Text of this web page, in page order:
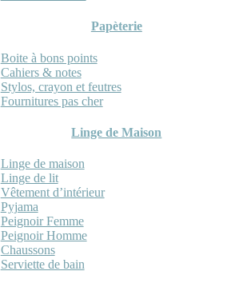
Papèterie
Boite à bons points
Cahiers & notes
Stylos, crayon et feutres
Fournitures pas cher
Linge de Maison
Linge de maison
Linge de lit
Vêtement d’intérieur
Pyjama
Peignoir Femme
Peignoir Homme
Chaussons
Serviette de bain